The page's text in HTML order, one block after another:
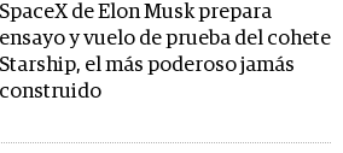
SpaceX de Elon Musk prepara
ensayo y vuelo de prueba del cohete
Starship, el más poderoso jamás
construido